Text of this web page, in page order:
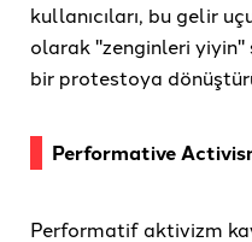
kullanıcıları, bu gelir
olarak "zenginleri yiyin"
bir protestoya
Performative
Performatif aktivizm